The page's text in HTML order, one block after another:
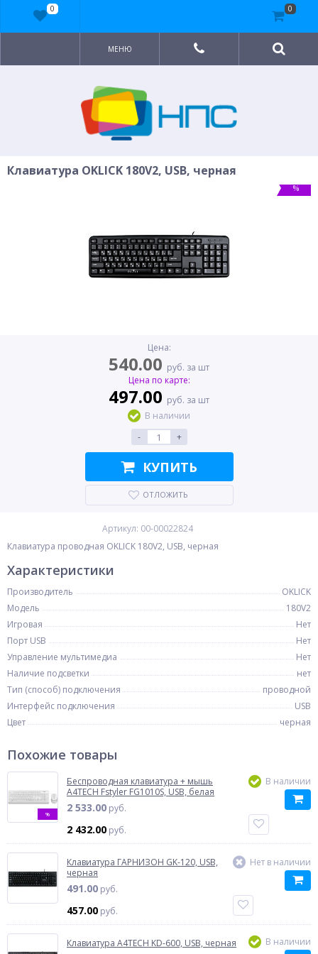
МЕНЮ
Клавиатура OKLICK 180V2, USB, черная
%
Цена:
540.00 руб. за шт
Цена по карте:
497.00 руб. за шт
В наличии
-
+
КУПИТЬ
ОТЛОЖИТЬ
Артикул: 00-00022824
Клавиатура проводная OKLICK 180V2, USB, черная
Характеристики
Производитель
OKLICK
Модель
180V2
Игровая
Нет
Порт USB
Нет
Управление мультимедиа
Нет
Наличие подсветки
нет
Тип (способ) подключения
проводной
Интерфейс подключения
USB
Цвет
черная
Похожие товары
%
Беспроводная клавиатура + мышь
A4TECH Fstyler FG1010S, USB, белая
2 533.00 руб.
2 432.00 руб.
В наличии
Клавиатура ГАРНИЗОН GK-120, USB,
черная
491.00 руб.
457.00 руб.
Нет в наличии
Клавиатура A4TECH KD-600, USB, черная В наличии
0 0